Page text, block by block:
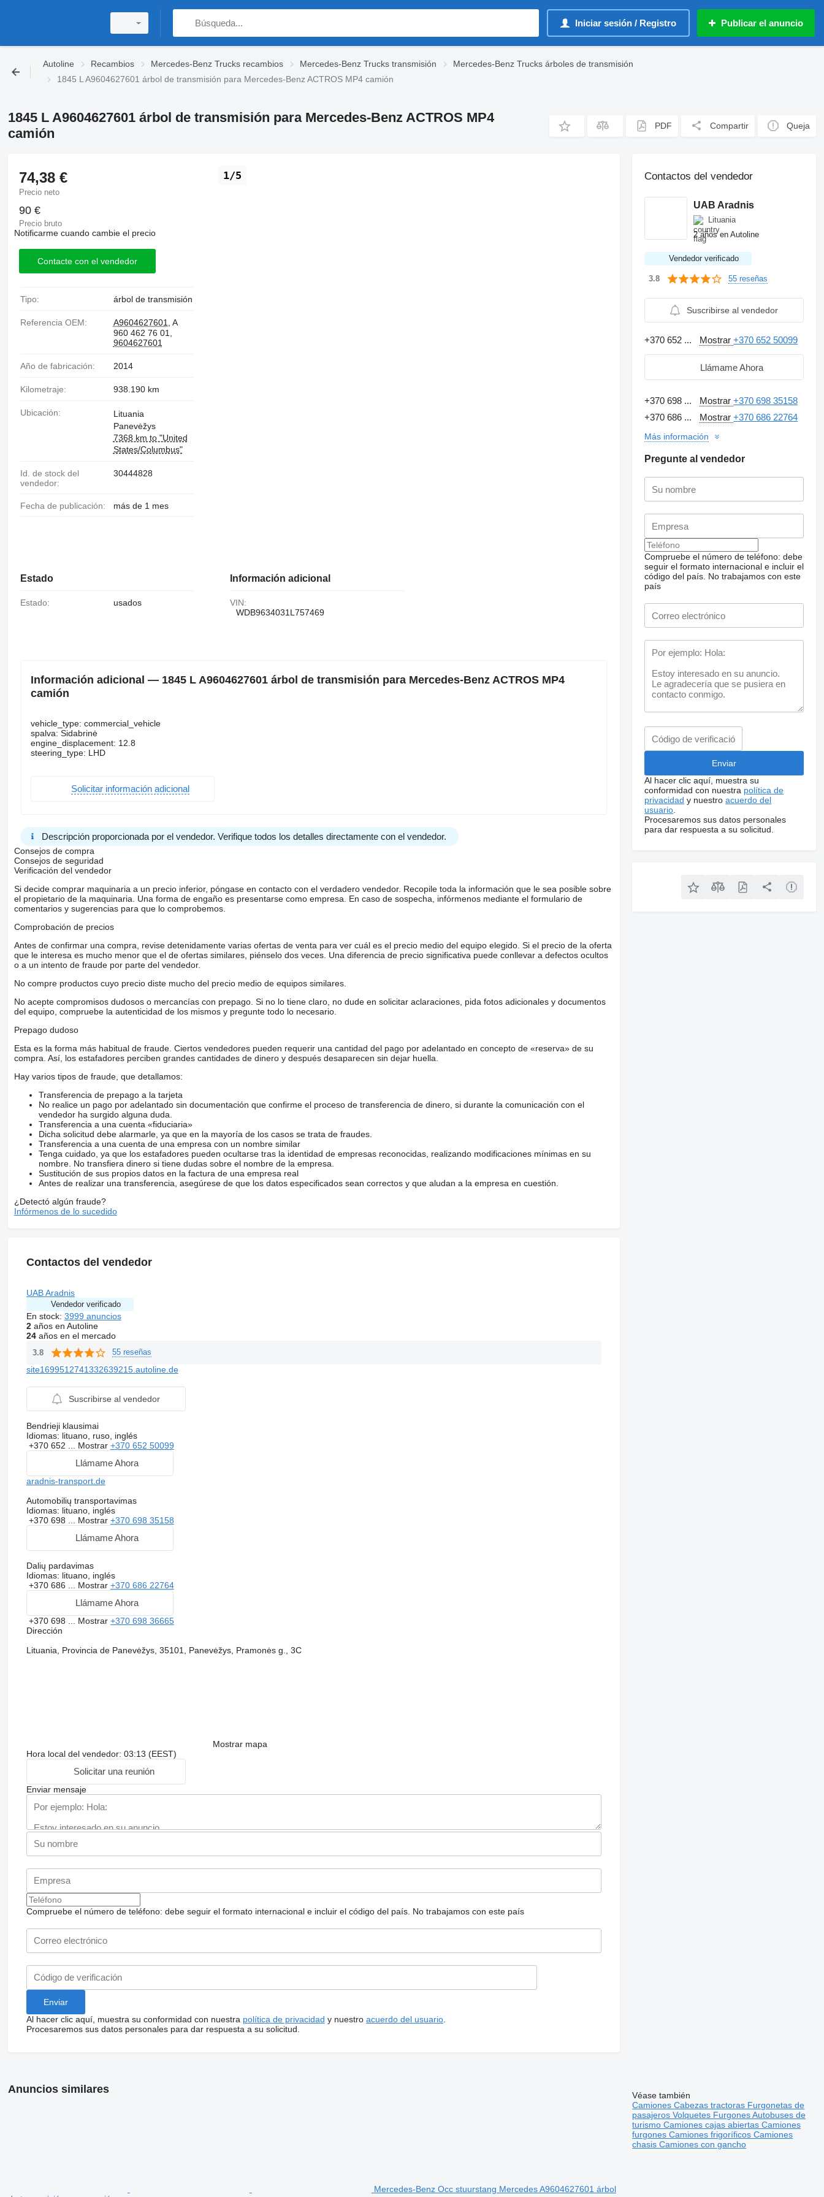
Iniciar sesión / Registro Publicar el anuncio
Autoline Recambios Mercedes-Benz Trucks recambios Mercedes-Benz Trucks transmisión
Mercedes-Benz Trucks árboles de transmisión
1845 L A9604627601 árbol de transmisión para Mercedes-Benz ACTROS MP4 camión
1845 L A9604627601 árbol de transmisión para Mercedes-Benz ACTROS MP4
camión
PDF Compartir Queja
adicionales
1/5
74,38 €
Precio neto
90 €
Precio bruto
Notificarme cuando cambie el precio
Contacte con el vendedor
Tipo: árbol de transmisión
Referencia OEM: A9604627601
, A
960 462 76 01,
9604627601
Año de fabricación: 2014
Kilometraje: 938.190 km
Ubicación:
Lituania
Panevėžys
7368 km to "United
States/Columbus"
Id. de stock del
vendedor:
30444828
Fecha de publicación: más de 1 mes
Estado
Estado: usados
Información adicional
VIN:
WDB9634031L757469
Información adicional — 1845 L A9604627601 árbol de transmisión para Mercedes-Benz ACTROS MP4
camión
vehicle_type: commercial_vehicle
spalva: Sidabrinė
engine_displacement: 12.8
steering_type: LHD
Solicitar información adicional
Descripción proporcionada por el vendedor. Verifique todos los detalles directamente con el vendedor.
Consejos de compra
Consejos de seguridad
Verificación del vendedor
Si decide comprar maquinaria a un precio inferior, póngase en contacto con el verdadero vendedor. Recopile toda la información que le sea posible sobre
el propietario de la maquinaria. Una forma de engaño es presentarse como empresa. En caso de sospecha, infórmenos mediante el formulario de
comentarios y sugerencias para que lo comprobemos.
Comprobación de precios
Antes de confirmar una compra, revise detenidamente varias ofertas de venta para ver cuál es el precio medio del equipo elegido. Si el precio de la oferta
que le interesa es mucho menor que el de ofertas similares, piénselo dos veces. Una diferencia de precio significativa puede conllevar a defectos ocultos
o a un intento de fraude por parte del vendedor.
No compre productos cuyo precio diste mucho del precio medio de equipos similares.
No acepte compromisos dudosos o mercancías con prepago. Si no lo tiene claro, no dude en solicitar aclaraciones, pida fotos adicionales y documentos
del equipo, compruebe la autenticidad de los mismos y pregunte todo lo necesario.
Prepago dudoso
Esta es la forma más habitual de fraude. Ciertos vendedores pueden requerir una cantidad del pago por adelantado en concepto de «reserva» de su
compra. Así, los estafadores perciben grandes cantidades de dinero y después desaparecen sin dejar huella.
Hay varios tipos de fraude, que detallamos:
Transferencia de prepago a la tarjeta
No realice un pago por adelantado sin documentación que confirme el proceso de transferencia de dinero, si durante la comunicación con el
vendedor ha surgido alguna duda.
Transferencia a una cuenta «fiduciaria»
Dicha solicitud debe alarmarle, ya que en la mayoría de los casos se trata de fraudes.
Transferencia a una cuenta de una empresa con un nombre similar
Tenga cuidado, ya que los estafadores pueden ocultarse tras la identidad de empresas reconocidas, realizando modificaciones mínimas en su
nombre. No transfiera dinero si tiene dudas sobre el nombre de la empresa.
Sustitución de sus propios datos en la factura de una empresa real
Antes de realizar una transferencia, asegúrese de que los datos especificados sean correctos y que aludan a la empresa en cuestión.
¿Detectó algún fraude?
Infórmenos de lo sucedido
Contactos del vendedor
UAB Aradnis
Vendedor verificado
En stock: 3999 anuncios
2años en Autoline
24años en el mercado
3.8 55 reseñas
site1699512741332639215.autoline.de
Suscribirse al vendedor
Bendrieji klausimai
Idiomas: lituano, ruso, inglés
+370 652 ... Mostrar +370 652 50099
Llámame Ahora
aradnis-transport.de
Automobilių transportavimas
Idiomas: lituano, inglés
+370 698 ... Mostrar +370 698 35158
Llámame Ahora
Dalių pardavimas
Idiomas: lituano, inglés
+370 686 ... Mostrar +370 686 22764
Llámame Ahora
+370 698 ... Mostrar +370 698 36665
Dirección
Lituania, Provincia de Panevėžys, 35101, Panevėžys, Pramonės g., 3C
Mostrar mapa
Hora local del vendedor: 03:13 (EEST)
Solicitar una reunión
Enviar mensaje
Compruebe el número de teléfono: debe seguir el formato internacional e incluir el código del país. No trabajamos con este país
Al hacer clic aquí, muestra su conformidad con nuestra política de privacidad y nuestro acuerdo del usuario.
Procesaremos sus datos personales para dar respuesta a su solicitud.
Contactos del vendedor
UAB Aradnis
Lituania
2 años en Autoline
Vendedor verificado
3.8 55 reseñas
Suscribirse al vendedor
+370 652 ... Mostrar+370 652 50099
Llámame Ahora
+370 698 ... Mostrar+370 698 35158
+370 686 ...
Mostrar+370 686 22764
Más información
Pregunte al vendedor
Compruebe el número de teléfono: debe
seguir el formato internacional e incluir el
código del país. No trabajamos con este
país
Al hacer clic aquí, muestra su
conformidad con nuestra política de
privacidad y nuestroacuerdo del
usuario
Procesaremos sus datos personales
para dar respuesta a su solicitud.
Anuncios similares
Mercedes-Benz Occ stuurstang Mercedes A9604627601 árbol
Véase también
CamionesCabezas tractoras Furgonetas de
pasajerosVolquetes FurgonesAutobuses de
turismoCamiones cajas abiertasCamiones
furgonesCamiones frigoríficosCamiones
chasisCamiones con gancho